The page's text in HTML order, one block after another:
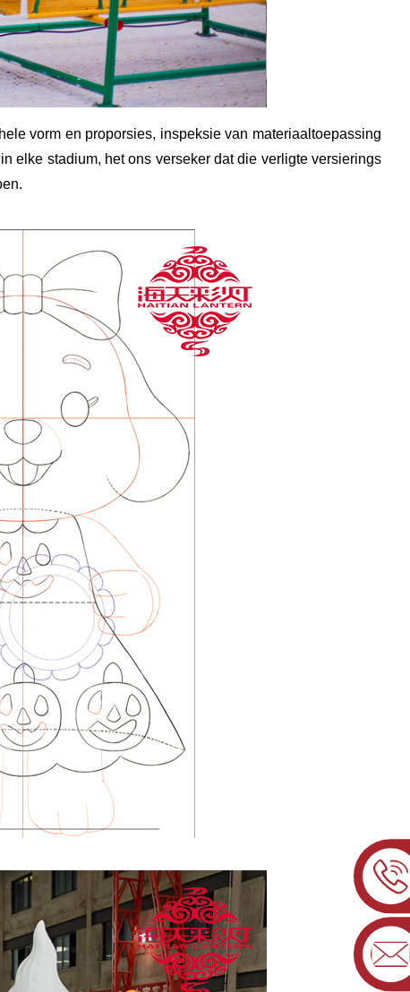
vorm en proporsies, inspeksie van materiaaltoepassing
elke stadium, het ons verseker dat die verligte versierings